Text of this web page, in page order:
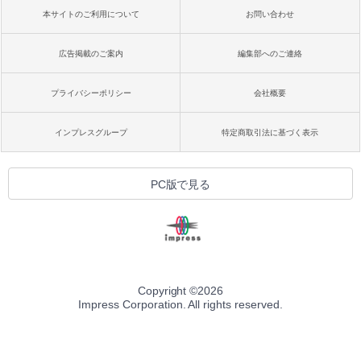
本サイトのご利用について お問い合わせ
広告掲載のご案内 編集部へのご連絡
プライバシーポリシー 会社概要
インプレスグループ 特定商取引法に基づく表示
PC版で見る
Copyright ©2026
Impress Corporation. All rights reserved.